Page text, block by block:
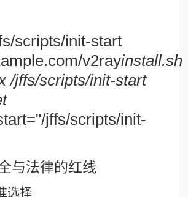
scripts/init-start
v2rayinstall.sh
/jffs/scripts/init-start
jffs/scripts/init-
与法律的红线
选择